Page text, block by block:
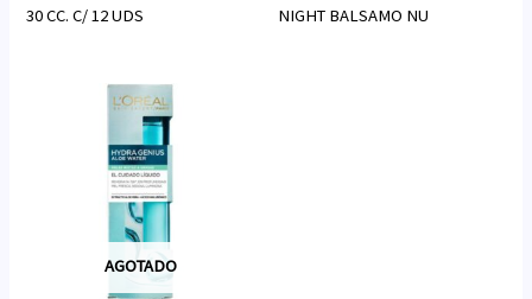
30 CC. C/ 12 UDS
NIGHT BALSAMO NU
AGOTADO